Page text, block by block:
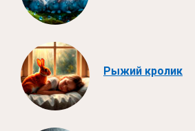
Рыжий кролик